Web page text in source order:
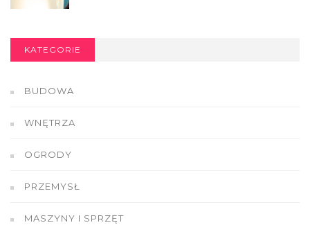
KATEGORIE
BUDOWA
WNĘTRZA
OGRODY
PRZEMYSŁ
MASZYNY I SPRZĘT